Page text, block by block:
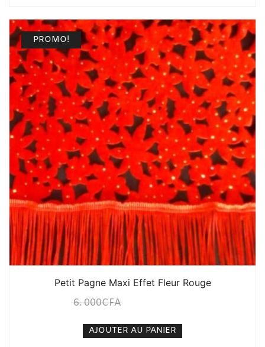
PROMO!
Petit Pagne Maxi Effet Fleur Rouge
6. 000CFA
AJOUTER AU PANIER